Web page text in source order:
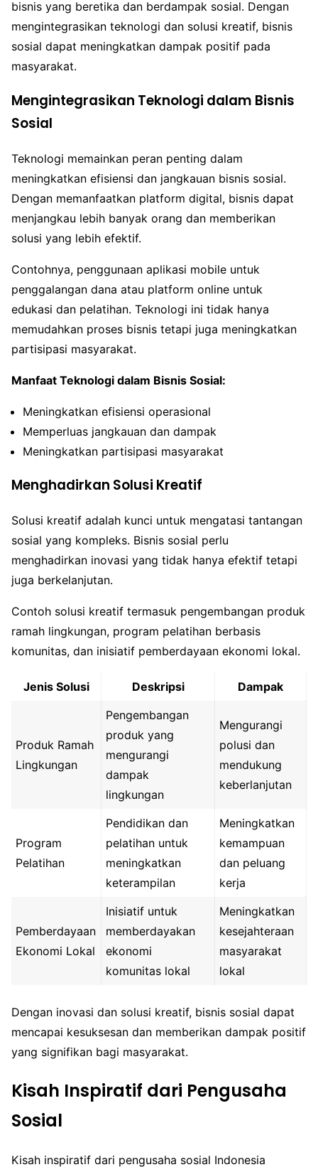
bisnis yang beretika dan berdampak sosial. Dengan
mengintegrasikan teknologi dan solusi kreatif, bisnis
sosial dapat meningkatkan dampak positif pada
masyarakat.
Mengintegrasikan Teknologi dalam Bisnis
Sosial
Teknologi memainkan peran penting dalam
meningkatkan efisiensi dan jangkauan bisnis sosial.
Dengan memanfaatkan platform digital, bisnis dapat
menjangkau lebih banyak orang dan memberikan
solusi yang lebih efektif.
Contohnya, penggunaan aplikasi mobile untuk
penggalangan dana atau platform online untuk
edukasi dan pelatihan. Teknologi ini tidak hanya
memudahkan proses bisnis tetapi juga meningkatkan
partisipasi masyarakat.
Manfaat Teknologi dalam Bisnis Sosial:
Meningkatkan efisiensi operasional
Memperluas jangkauan dan dampak
Meningkatkan partisipasi masyarakat
Menghadirkan Solusi Kreatif
Solusi kreatif adalah kunci untuk mengatasi tantangan
sosial yang kompleks. Bisnis sosial perlu
menghadirkan inovasi yang tidak hanya efektif tetapi
juga berkelanjutan.
Contoh solusi kreatif termasuk pengembangan produk
ramah lingkungan, program pelatihan berbasis
komunitas, dan inisiatif pemberdayaan ekonomi lokal.
Jenis Solusi Deskripsi Dampak
Produk Ramah
Lingkungan
Pengembangan
produk yang
mengurangi
dampak
lingkungan
Mengurangi
polusi dan
mendukung
keberlanjutan
Program
Pelatihan
Pendidikan dan
pelatihan untuk
meningkatkan
keterampilan
Meningkatkan
kemampuan
dan peluang
kerja
Pemberdayaan
Ekonomi Lokal
Inisiatif untuk
memberdayakan
ekonomi
komunitas lokal
Meningkatkan
kesejahteraan
masyarakat
lokal
Dengan inovasi dan solusi kreatif, bisnis sosial dapat
mencapai kesuksesan dan memberikan dampak positif
yang signifikan bagi masyarakat.
Kisah Inspiratif dari Pengusaha
Sosial
Kisah inspiratif dari pengusaha sosial Indonesia